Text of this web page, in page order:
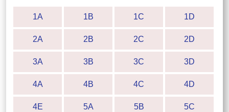
1A 1B 1C 1D
2A 2B 2C 2D
3A 3B 3C 3D
4A 4B 4C 4D
4E 5A 5B 5C